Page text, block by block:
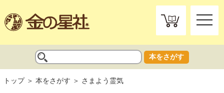
toggle
本をさがす
トップ 本をさがす さまよう霊気